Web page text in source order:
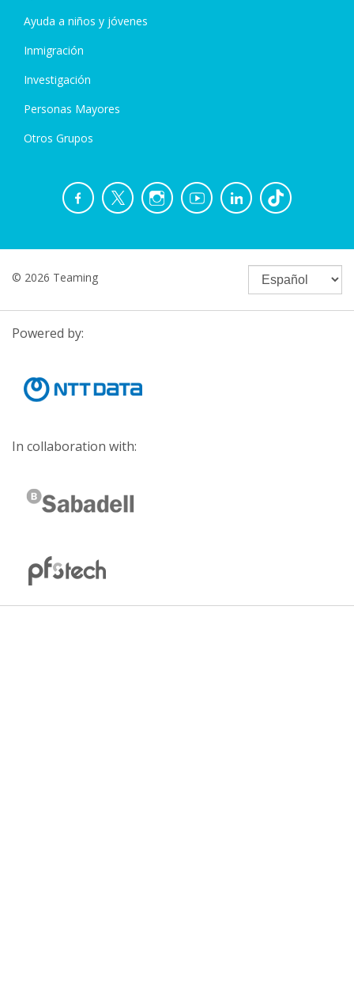
Ayuda a niños y jóvenes
Inmigración
Investigación
Personas Mayores
Otros Grupos
© 2026 Teaming
Powered by:
In collaboration with: